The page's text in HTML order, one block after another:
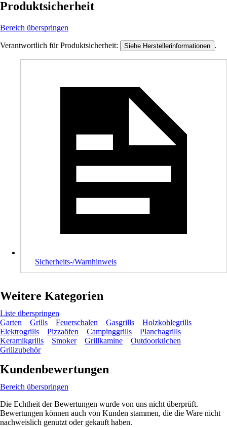
Produktsicherheit
Bereich überspringen
Verantwortlich für Produktsicherheit: Siehe Herstellerinformationen .
Sicherheits-/Warnhinweis
Weitere Kategorien
Liste überspringen
Garten
Grills Feuerschalen Gasgrills
Holzkohlegrills
Elektrogrills
Pizzaöfen Campinggrills
Planchagrills
Keramikgrills
Smoker Grillkamine
Outdoorküchen
Grillzubehör
Kundenbewertungen
Bereich überspringen
Die Echtheit der Bewertungen wurde von uns nicht überprüft.
Bewertungen können auch von Kunden stammen, die die Ware nicht
nachweislich genutzt oder gekauft haben.